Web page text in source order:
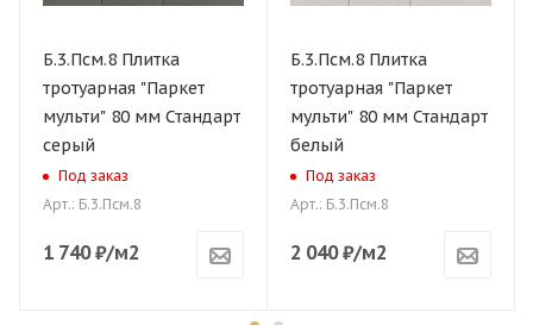
Б.3.Псм.8 Плитка
тротуарная "Паркет
мульти" 80 мм Стандарт
серый
Под заказ
Арт.: Б.3.Псм.8
1 740₽/м2
Б.3.Псм.8 Плитка
тротуарная "Паркет
мульти" 80 мм Стандарт
белый
Под заказ
Арт.: Б.3.Псм.8
2 040₽/м2